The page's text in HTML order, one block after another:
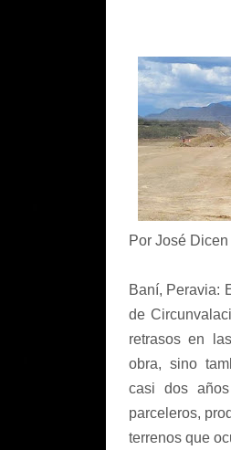
Por José Dicen
Baní, Peravia:
de
retrasos en
obra, sino
casi dos
parceleros,
terrenos que